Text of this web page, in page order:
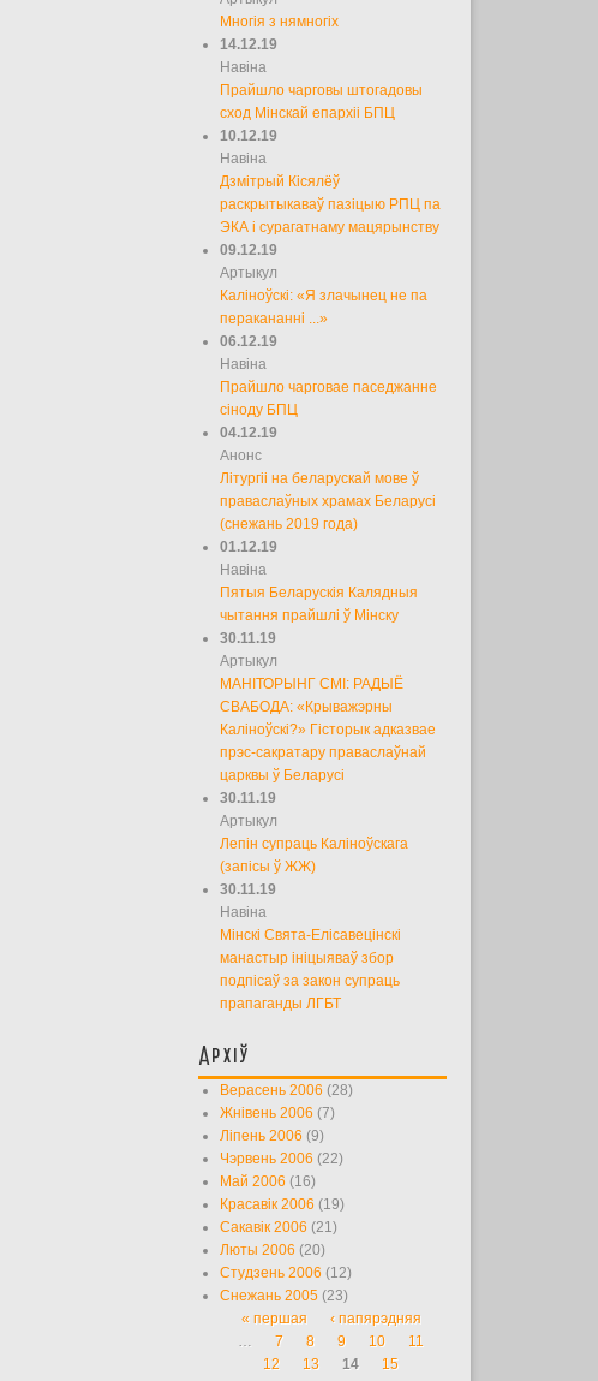
Многія з нямногіх
14.12.19
Навіна
Прайшло чарговы штогадовы
сход Мінскай епархіі БПЦ
10.12.19
Навіна
Дзмітрый Кісялёў
раскрытыкаваў пазіцыю РПЦ па
ЭКА і сурагатнаму мацярынству
09.12.19
Артыкул
Каліноўскі: «Я злачынец не па
перакананні ...»
06.12.19
Навіна
Прайшло чарговае паседжанне
сіноду БПЦ
04.12.19
Анонс
Літургіі на беларускай мове ў
праваслаўных храмах Беларусі
(снежань 2019 года)
01.12.19
Навіна
Пятыя Беларускія Калядныя
чытання прайшлі ў Мінску
30.11.19
Артыкул
МАНІТОРЫНГ СМІ: РАДЫЁ
СВАБОДА: «Крыважэрны
Каліноўскі?» Гісторык адказвае
прэс-сакратару праваслаўнай
царквы ў Беларусі
30.11.19
Артыкул
Лепін супраць Каліноўскага
(запісы ў ЖЖ)
30.11.19
Навіна
Мінскі Свята-Елісавецінскі
манастыр ініцыяваў збор
подпісаў за закон супраць
прапаганды ЛГБТ
Архіў
Верасень 2006 (28)
Жнівень 2006 (7)
Ліпень 2006 (9)
Чэрвень 2006 (22)
Май 2006 (16)
Красавік 2006 (19)
Сакавік 2006 (21)
Люты 2006 (20)
Студзень 2006 (12)
Снежань 2005 (23)
Старонкі
« першая
‹ папярэдняя
…
7 8 9 10
11
12
13 14
15